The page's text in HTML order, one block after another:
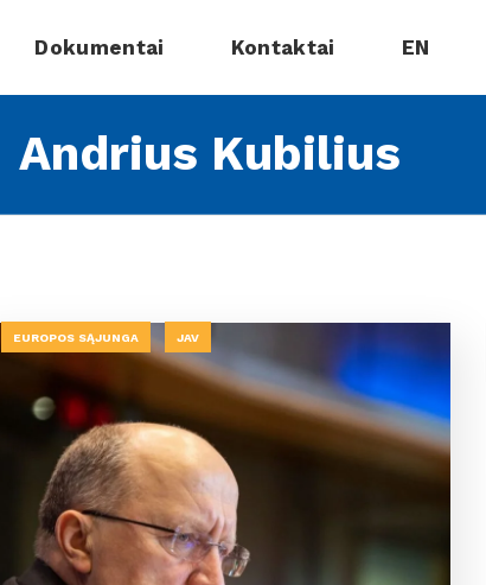
Dokumentai Kontaktai EN
Andrius Kubilius
EUROPOS SĄJUNGA JAV